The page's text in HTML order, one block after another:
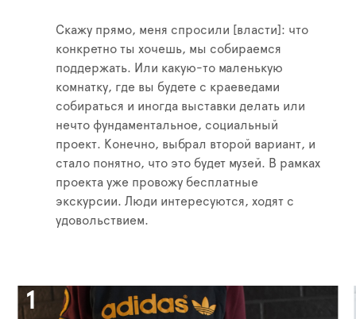
Скажу прямо, меня спросили [власти]: что
конкретно ты хочешь, мы собираемся
поддержать. Или какую-то маленькую
комнатку, где вы будете с краеведами
собираться и иногда выставки делать или
нечто фундаментальное, социальный
проект. Конечно, выбрал второй вариант, и
стало понятно, что это будет музей. В рамках
проекта уже провожу бесплатные
экскурсии. Люди интересуются, ходят с
удовольствием.